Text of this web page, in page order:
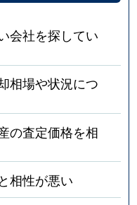
会社を探してい
相場や状況につ
の査定価格を相
相性が悪い